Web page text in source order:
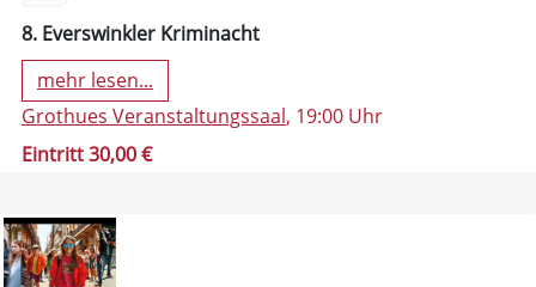
8. Everswinkler Kriminacht
mehr lesen...
Grothues Veranstaltungssaal, 19:00 Uhr
Eintritt 30,00 €